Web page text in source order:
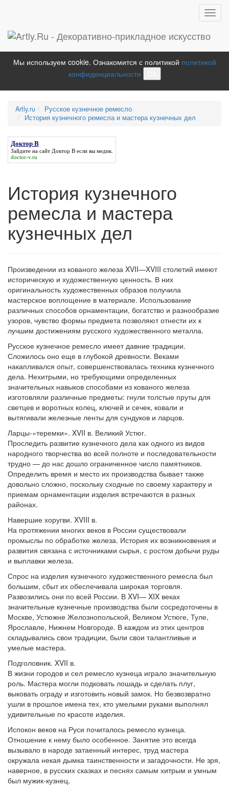
Мы используем cookie. Ознакомится с политикой политикой
конфиденциальности
Artly.ru
Русское кузнечное ремесло
История кузнечного ремесла и мастера кузнечных дел
Доктор В
Зайдите на сайт Доктор В если вы медик.
doctor-v.ru
История кузнечного
ремесла и мастера
кузнечных дел
Произведении из кованого железа XVII—XVIII столетий имеют
историческую и художественную ценность. В них
оригинальность художественных образов получила
мастерское воплощение в материале. Использование
различных способов орнаментации, богатство и разнообразие
узоров, чувство формы предмета позволяют отнести их к
лучшим достижениям русского художественного металла.
Русское кузнечное ремесло имеет давние традиции.
Сложилось оно еще в глубокой древности. Веками
накапливался опыт, совершенствовалась техника кузнечного
дела. Нехитрыми, но требующими определенных
значительных навыков способами из кованого железа
изготовляли различные предметы: гнули толстые пруты для
светцев и воротных колец, ключей и сечек, ковали и
вытягивали железные ленты для сундуков и ларцов.
Ларцы-«теремки». XVII в. Великий Устюг.
Проследить развитие кузнечного дела как одного из видов
народного творчества во всей полноте и последовательности
трудно — до нас дошло ограниченное число памятников.
Определить время и место их производства бывает также
довольно сложно, поскольку сходные по своему характеру и
приемам орнаментации изделия встречаются в разных
районах.
Навершие хоругви. XVIII в.
На протяжении многих веков в России существовали
промыслы по обработке железа. История их возникновения и
развития связана с источниками сырья, с ростом добычи руды
и выплавки железа.
Спрос на изделия кузнечного художественного ремесла был
большим, сбыт их обеспечивала широкая торговля.
Развозились они по всей России. В XVI— XIX веках
значительные кузнечные производства были сосредоточены в
Москве, Устюжне Желознопольской, Великом Устюге, Туле,
Ярославле, Нижнем Новгороде. В каждом из этих центров
складывались свои традиции, были свои талантливые и
умелые мастера.
Подголовник. XVII в.
В жизни городов и сел ремесло кузнеца играло значительную
роль. Мастера могли подковать лошадь и сделать плуг,
выковать ограду и изготовить новый замок. Но безвозвратно
ушли в прошлое имена тех, кто умелыми руками выполнял
удивительные по красоте изделия.
Испокон веков на Руси почиталось ремесло кузнеца.
Отношение к нему было особенное. Занятие это всегда
вызывало в народе затаенный интерес, труд мастера
окружала некая дымка таинственности и загадочности. Не зря,
наверное, в русских сказках и песнях самым хитрым и умным
был мужик-кузнец.